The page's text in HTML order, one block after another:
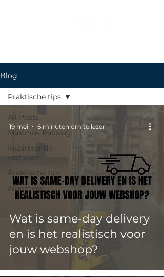
Blog
All Posts
Maximus Packing
Inspirerende
verhalen
Praktische tips
Algemeen
Praktische tips
Wat is same-day delivery
en is het realistisch voor
jouw webshop?
19 mei 6 minuten om te lezen